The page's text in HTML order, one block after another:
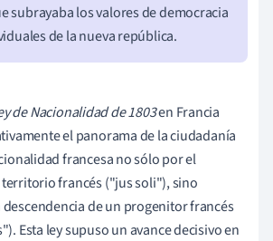
subrayaba los valores de democracia
de la nueva república.
de Nacionalidad de 1803en Francia
el panorama de la ciudadanía
francesa no sólo por el
francés ("jus soli"), sino
de un progenitor francés
Esta ley supuso un avance decisivo en